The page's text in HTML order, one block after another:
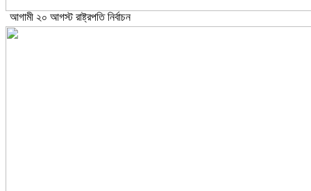
আগামী ২০ আগস্ট রাষ্ট্রপতি নির্বাচন